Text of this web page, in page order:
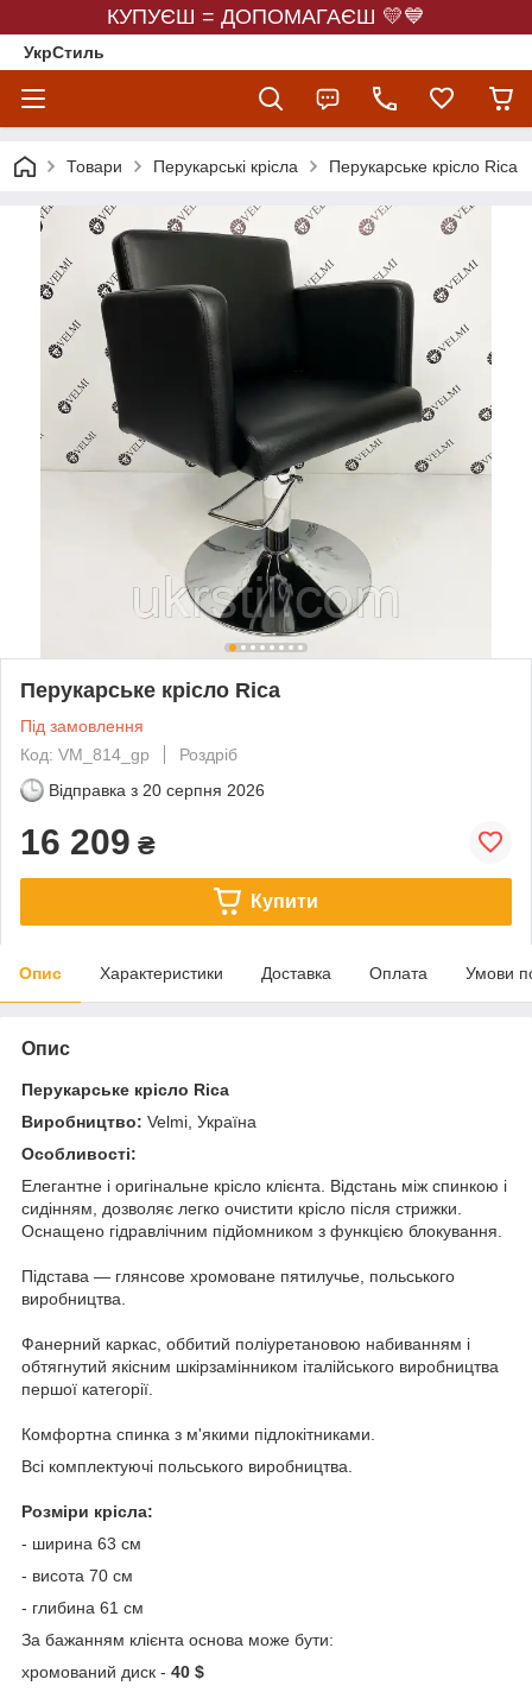
КУПУЄШ = ДОПОМАГАЄШ 💛💙
УкрСтиль
Товари Перукарські крісла Перукарське крісло Rica
Перукарське крісло Rica
Під замовлення
Код: VM_814_gp
Роздріб
Відправка з 20 серпня 2026
16 209 ₴
Купити
Опис Характеристики Доставка Оплата Умови
Опис
Перукарське крісло Rica
Виробництво: Velmi, Україна
Особливості:
Елегантне і оригінальне крісло клієнта. Відстань між спинкою і
сидінням, дозволяє легко очистити крісло після стрижки.
Оснащено гідравлічним підйомником з функцією блокування.
Підстава ― глянсове хромоване пятилучье, польського
виробництва.
Фанерний каркас, оббитий поліуретановою набиванням і
обтягнутий якісним шкірзамінником італійського виробництва
першої категорії.
Комфортна спинка з м'якими підлокітниками.
Всі комплектуючі польського виробництва.
Розміри крісла:
- ширина 63 см
- висота 70 см
- глибина 61 см
За бажанням клієнта основа може бути:
хромований диск - 40 $